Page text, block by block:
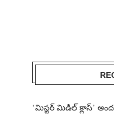
‘మిస్టర్ మిడిల్ క్లాస్’